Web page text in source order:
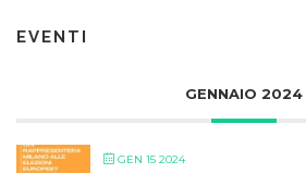
EVENTI
GENNAIO 2024
GEN 15 2024